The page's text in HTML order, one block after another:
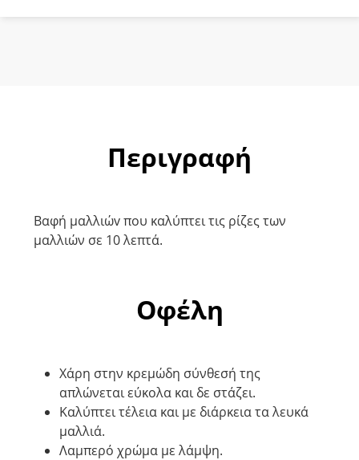
Περιγραφή
Βαφή μαλλιώv που καλύπτει τις ρίζες των
μαλλιών σε 10 λεπτά.
Οφέλη
Χάρη στην κρεμώδη σύνθεσή της
απλώνεται εύκολα και δε στάζει.
Καλύπτει τέλεια και με διάρκεια τα λευκά
μαλλιά.
Λαμπερό χρώμα με λάμψη.